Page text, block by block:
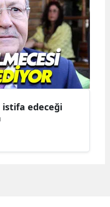
edeceği